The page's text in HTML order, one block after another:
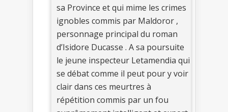
sa Province et qui mime les crimes
ignobles commis par Maldoror ,
personnage principal du roman
d’Isidore Ducasse . A sa poursuite
le jeune inspecteur Letamendia qui
se débat comme il peut pour y voir
clair dans ces meurtres à
répétition commis par un fou